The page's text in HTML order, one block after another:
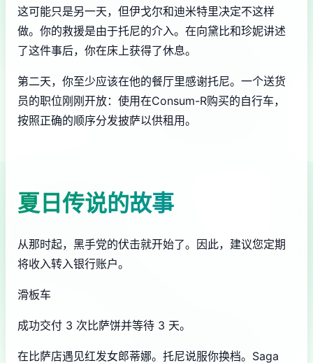
这可能只是另一天，但伊戈尔和迪米特里决定不这样
做。你的救援是由于托尼的介入。在向黛比和珍妮讲述
了这件事后，你在床上获得了休息。
第二天，你至少应该在他的餐厅里感谢托尼。一个送货
员的职位刚刚开放：使用在Consum-R购买的自行车，
按照正确的顺序分发披萨以供租用。
夏日传说的故事
从那时起，黑手党的伏击就开始了。因此，建议您定期
将收入转入银行账户。
滑板车
成功交付 3 次比萨饼并等待 3 天。
在比萨店遇见红发女郎蒂娜。托尼说服你换档。Saga